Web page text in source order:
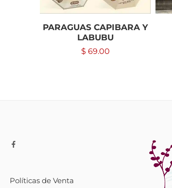
PARAGUAS CAPIBARA Y
LABUBU
$ 69.00
Políticas de Venta